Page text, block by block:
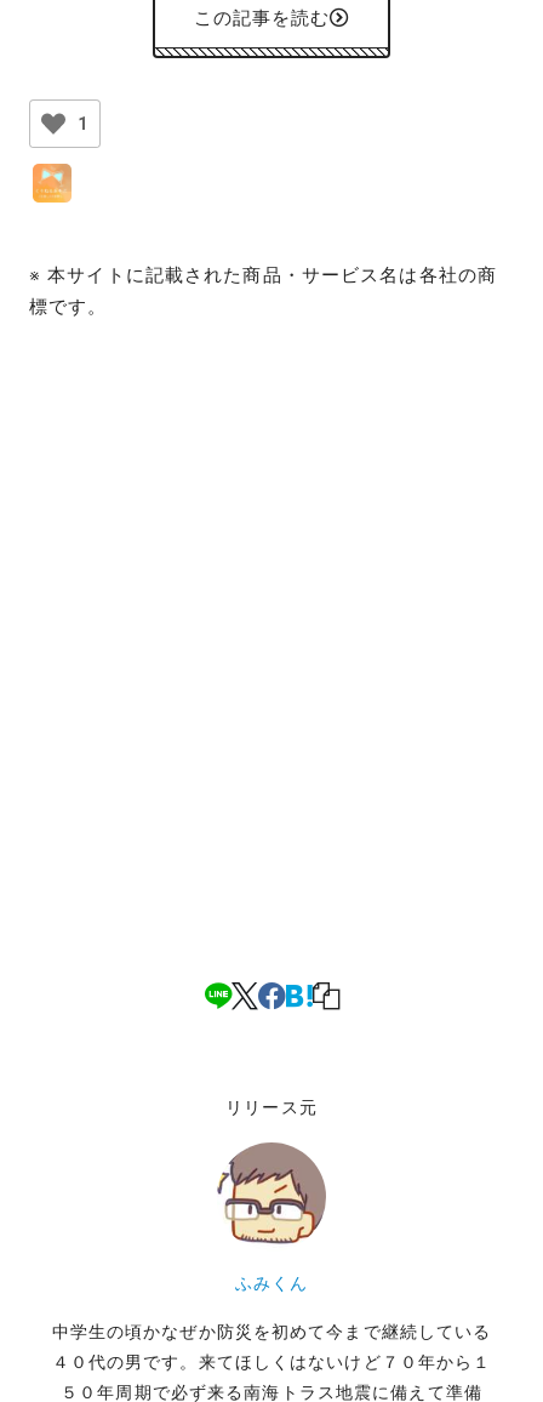
この記事を読む
1
※ 本サイトに記載された商品・サービス名は各社の商
標です。
リリース元
ふみくん
中学生の頃かなぜか防災を初めて今まで継続している
４０代の男です。来てほしくはないけど７０年から１
５０年周期で必ず来る南海トラス地震に備えて準備